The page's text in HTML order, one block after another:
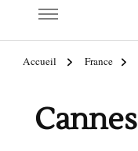
Accueil France
Cannes